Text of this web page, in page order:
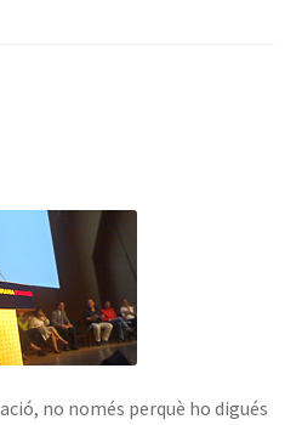
no només perquè ho digués